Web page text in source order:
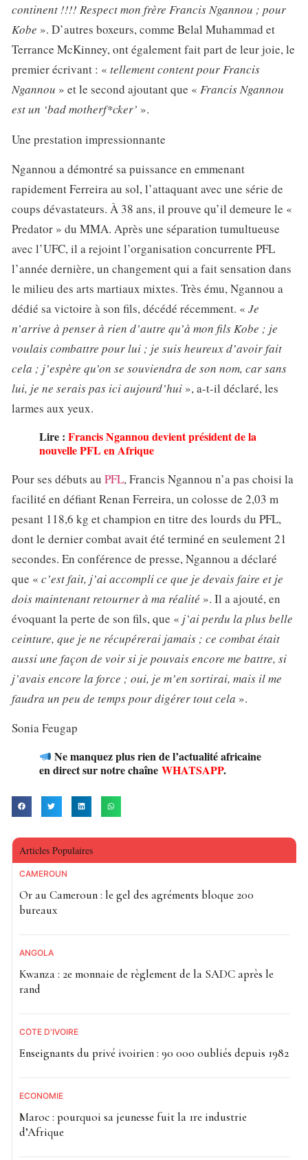
continent !!!! Respect mon frère Francis Ngannou ; pour
Kobe ». D’autres boxeurs, comme Belal Muhammad et
Terrance McKinney, ont également fait part de leur joie, le
premier écrivant : « tellement content pour Francis
Ngannou » et le second ajoutant que « Francis Ngannou
est un ‘bad motherf*cker’ ».
Une prestation impressionnante
Ngannou a démontré sa puissance en emmenant
rapidement Ferreira au sol, l’attaquant avec une série de
coups dévastateurs. À 38 ans, il prouve qu’il demeure le «
Predator » du MMA. Après une séparation tumultueuse
avec l’UFC, il a rejoint l’organisation concurrente PFL
l’année dernière, un changement qui a fait sensation dans
le milieu des arts martiaux mixtes. Très ému, Ngannou a
dédié sa victoire à son fils, décédé récemment. « Je
n’arrive à penser à rien d’autre qu’à mon fils Kobe ; je
voulais combattre pour lui ; je suis heureux d’avoir fait
cela ; j’espère qu’on se souviendra de son nom, car sans
lui, je ne serais pas ici aujourd’hui », a-t-il déclaré, les
larmes aux yeux.
Lire : Francis Ngannou devient président de la
nouvelle PFL en Afrique
Pour ses débuts au PFL, Francis Ngannou n’a pas choisi la
facilité en défiant Renan Ferreira, un colosse de 2,03 m
pesant 118,6 kg et champion en titre des lourds du PFL,
dont le dernier combat avait été terminé en seulement 21
secondes. En conférence de presse, Ngannou a déclaré
que « c’est fait, j’ai accompli ce que je devais faire et je
dois maintenant retourner à ma réalité ». Il a ajouté, en
évoquant la perte de son fils, que « j’ai perdu la plus belle
ceinture, que je ne récupérerai jamais ; ce combat était
aussi une façon de voir si je pouvais encore me battre, si
j’avais encore la force ; oui, je m’en sortirai, mais il me
faudra un peu de temps pour digérer tout cela ».
Sonia Feugap
Ne manquez plus rien de l’actualité africaine
en direct sur notre chaîne WHATSAPP.
Articles Populaires
CAMEROUN
Or au Cameroun : le gel des agréments bloque 200
bureaux
ANGOLA
Kwanza : 2e monnaie de règlement de la SADC après le
rand
CÔTE D'IVOIRE
Enseignants du privé ivoirien : 90 000 oubliés depuis 1982
ECONOMIE
Maroc : pourquoi sa jeunesse fuit la 1re industrie
d’Afrique